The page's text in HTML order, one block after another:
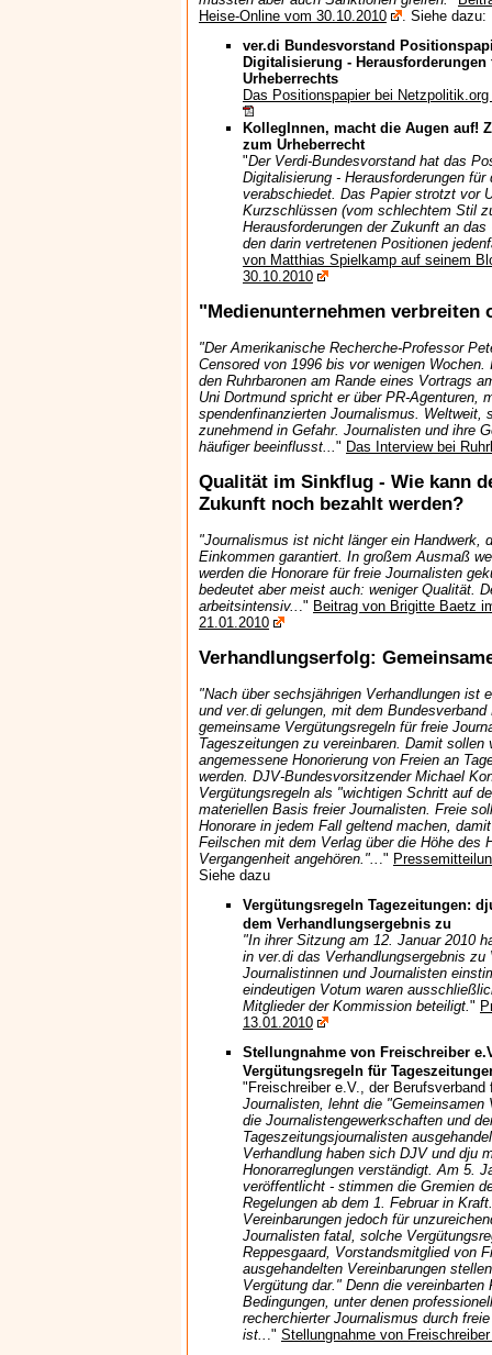
Heise-Online vom 30.10.2010
. Siehe dazu:
ver.di Bundesvorstand
Digitalisierung -
Urheberrechts
Das Positionspapier bei
KollegInnen, macht die Augen auf!
zum Urheberrecht
"Der Verdi-Bundesvorstand hat das
Digitalisierung - Herausforderungen
verabschiedet. Das Papier strotzt vor
Kurzschlüssen (vom schlechtem Stil
Herausforderungen der Zukunft an
den darin vertretenen Positionen
von Matthias Spielkamp auf seinem
30.10.2010
"Medienunternehmen verbreiten
"Der Amerikanische Recherche-Professor
Censored von 1996 bis vor wenigen
den Ruhrbaronen am Rande eines Vortrags
Uni Dortmund spricht er über PR-Agenturen,
spendenfinanzierten Journalismus. Weltweit,
zunehmend in Gefahr. Journalisten und ihre
häufiger beeinflusst..." Das Interview bei
Qualität im Sinkflug - Wie kann
Zukunft noch bezahlt werden?
"Journalismus ist nicht länger ein Handwerk,
Einkommen garantiert. In großem Ausmaß
werden die Honorare für freie Journalisten
bedeutet aber meist auch: weniger Qualität.
arbeitsintensiv.. ." Beitrag von Brigitte Baetz
21.01.2010
Verhandlungserfolg:
"Nach über sechsjährigen Verhandlungen ist
und ver.di gelungen, mit dem
gemeinsame Vergütungsregeln für freie
Tageszeitungen zu vereinbaren. Damit sollen
angemessene Honorierung von Freien an
werden. DJV-Bundesvorsitzender Michael
Vergütungsregeln als "wichtigen Schritt auf
materiellen Basis freier Journalisten. Freie
Honorare in jedem Fall geltend machen,
Feilschen mit dem Verlag über die Höhe des
Vergangenheit angehören.".. ."
Siehe dazu
Vergütungsregeln Tagezeitungen:
dem Verhandlungsergebnis zu
"In ihrer Sitzung am 12. Januar 2010
in ver.di das Verhandlungsergebnis zu
Journalistinnen und Journalisten
eindeutigen Votum waren
Mitglieder der Kommission beteiligt."
13.01.2010
Stellungnahme von Freischreiber
Vergütungsregeln für
"Freischreiber e.V., der Berufsverband
Journalisten, lehnt die "Gemeinsamen
die Journalistengewerkschaften und
Tageszeitungsjournalisten
Verhandlung haben sich DJV und dju
Honorarreglungen verständigt. Am 5.
veröffentlicht - stimmen die Gremien
Regelungen ab dem 1. Februar in
Vereinbarungen jedoch für
Journalisten fatal, solche
Reppesgaard, Vorstandsmitglied von
ausgehandelten Vereinbarungen
Vergütung dar." Denn die vereinbarten
Bedingungen, unter denen
recherchierter Journalismus durch
ist.. ." Stellungnahme von